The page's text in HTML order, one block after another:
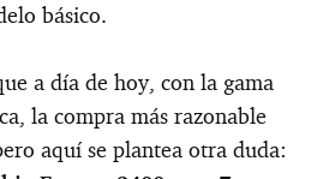
básico.
a día de hoy, con la gama
la compra más razonable
aquí se plantea otra duda: